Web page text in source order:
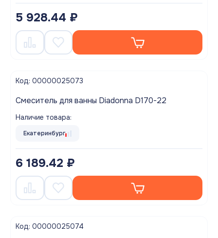
5 928.44 ₽
Код: 00000025073
Смеситель для ванны Diadonna D170-22
Наличие товара:
Екатеринбург
6 189.42 ₽
Код: 00000025074